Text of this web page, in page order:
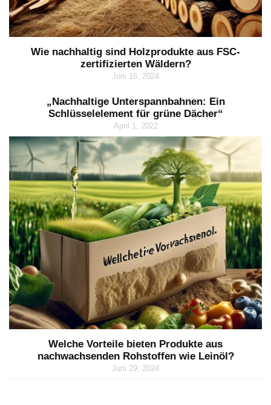
Wie nachhaltig sind Holzprodukte aus FSC-
zertifizierten Wäldern?
Juni 16, 2024
„Nachhaltige Unterspannbahnen: Ein
Schlüsselelement für grüne Dächer“
April 1, 2022
Welche Vorteile bieten Produkte aus
nachwachsenden Rohstoffen wie Leinöl?
Juni 29, 2024